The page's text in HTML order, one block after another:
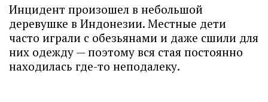
Инцидент произошел в небольшой
деревушке в Индонезии. Местные дети
часто играли с обезьянами и даже сшили для
них одежду — поэтому вся стая постоянно
находилась где-то неподалеку.